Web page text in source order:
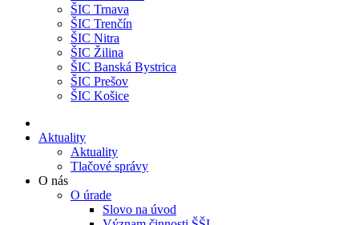
ŠIC Trnava
ŠIC Trenčín
ŠIC Nitra
ŠIC Žilina
ŠIC Banská Bystrica
ŠIC Prešov
ŠIC Košice
Aktuality
Aktuality
Tlačové správy
O nás
O úrade
Slovo na úvod